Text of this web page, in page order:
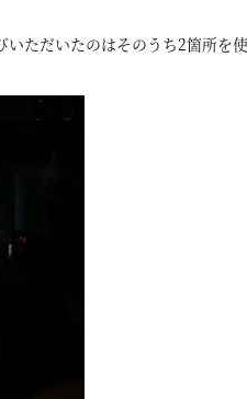
ただいたのはそのうち2箇所を使